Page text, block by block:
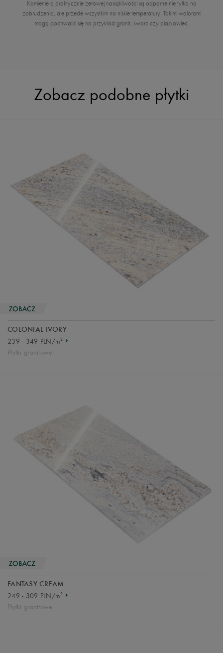
Kamienie o praktycznie zerowej nasiąkliwości są odporne nie tylko na
zabrudzenia, ale przede wszystkim na niskie temperatury. Takimi walorami
mogą pochwalić się na przykład granit, kwarc czy piaskowiec.
Zobacz podobne płytki
COLONIAL IVORY
239 - 349 PLN/m2
Płytki granitowe
FANTASY CREAM
249 - 309 PLN/m2
Płytki granitowe